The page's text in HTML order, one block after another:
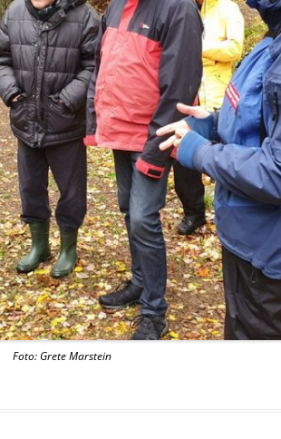
VILLBLOMSTENS DAG 2017
NYTTEVEKSTTUR 15. MAI 2017
FUGLETUR PÅ HESTEJORDENE 10.
MAI 2017
GRUVETUR 25. SEPTEMBER 2016
RØVERKOLLEN 2016
FERSKE_OBSERVASJONER
Foto: Grete Marstein